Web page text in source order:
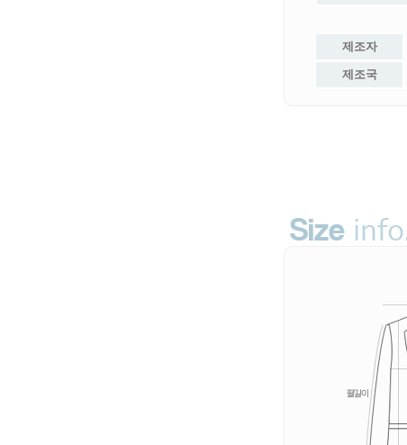
제조자
제조국